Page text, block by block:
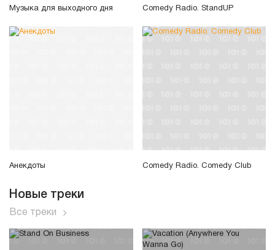
Музыка для выходного дня Comedy Radio. StandUP
Анекдоты Comedy Radio. Comedy Club
Новые треки
Все треки